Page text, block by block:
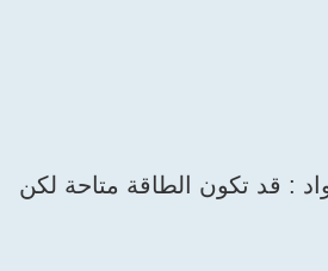
: قد تكون الطاقة متاحة لكن